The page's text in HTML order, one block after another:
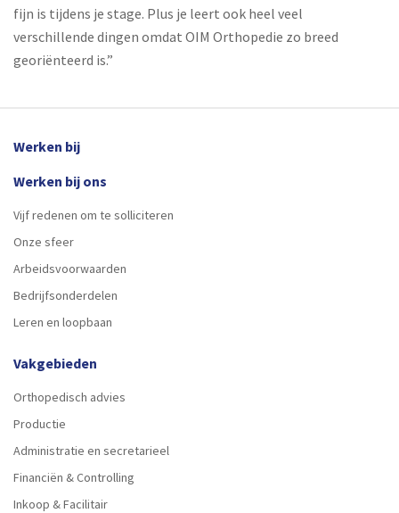
fijn is tijdens je stage. Plus je leert ook heel veel
verschillende dingen omdat OIM Orthopedie zo breed
georiënteerd is.”
Werken bij
Werken bij ons
Vijf redenen om te solliciteren
Onze sfeer
Arbeidsvoorwaarden
Bedrijfsonderdelen
Leren en loopbaan
Vakgebieden
Orthopedisch advies
Productie
Administratie en secretarieel
Financiën & Controlling
Inkoop & Facilitair